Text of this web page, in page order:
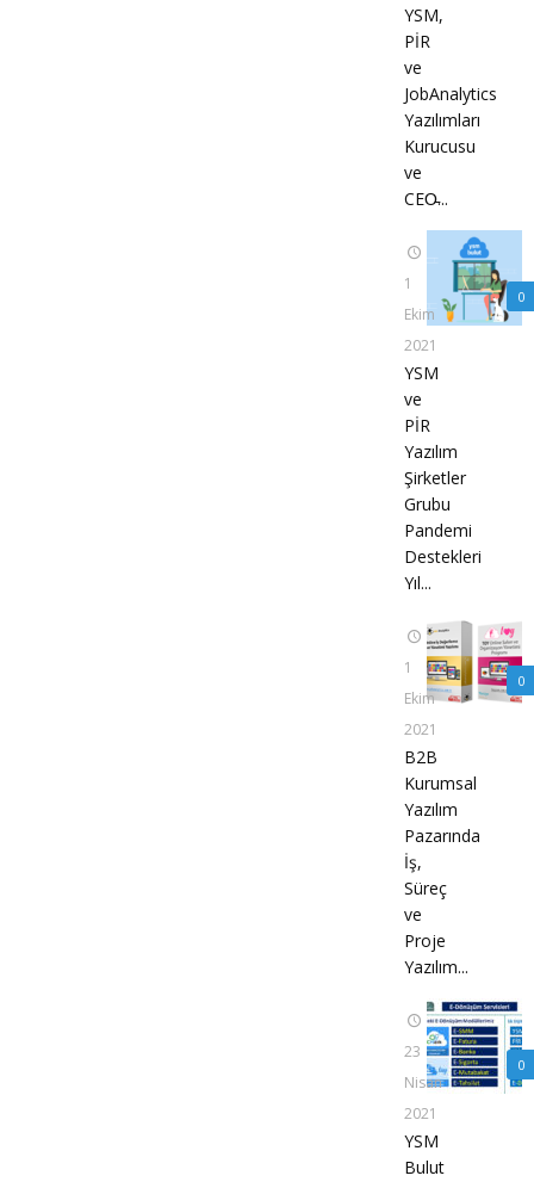
YSM,
PİR
ve
JobAnalytics
Yazılımları
Kurucusu
ve
CEO̵...
0
1
Ekim
2021
YSM
ve
PİR
Yazılım
Şirketler
Grubu
Pandemi
Destekleri
Yıl...
0
1
Ekim
2021
B2B
Kurumsal
Yazılım
Pazarında
İş,
Süreç
ve
Proje
Yazılım...
0
23
Nisan
2021
YSM
Bulut